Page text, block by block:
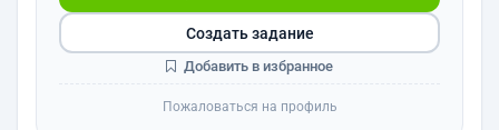
Создать задание
Добавить в избранное
Пожаловаться на профиль